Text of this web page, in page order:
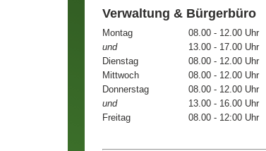
Verwaltung & Bürgerbüro
Montag
08.00 - 12.00 Uhr
und
13.00 - 17.00 Uhr
Dienstag
08.00 - 12.00 Uhr
Mittwoch
08.00 - 12.00 Uhr
Donnerstag
08.00 - 12.00 Uhr
und
13.00 - 16.00 Uhr
Freitag
08.00 - 12:00 Uhr